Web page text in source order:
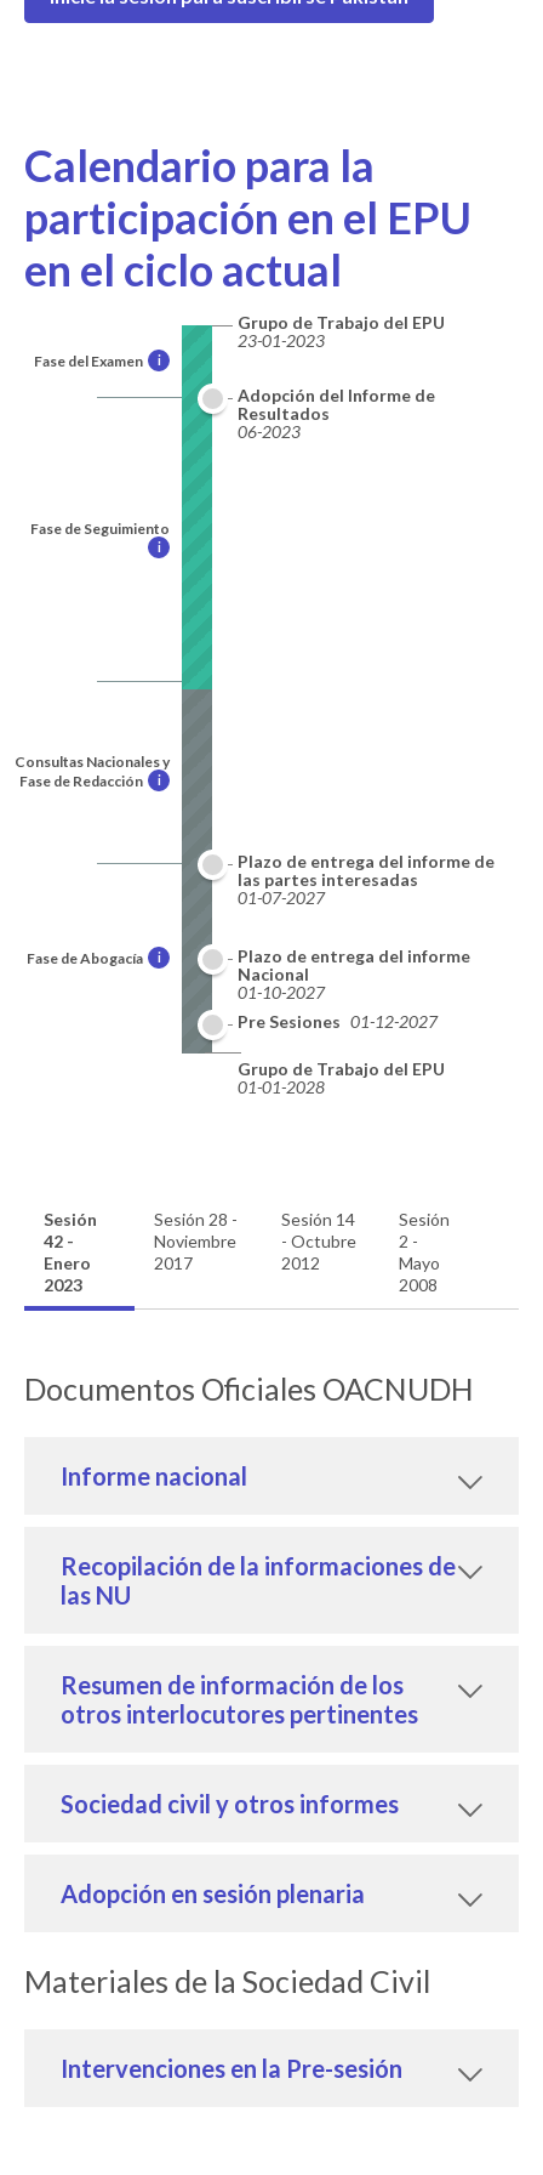
Calendario para la
participación en el EPU
en el ciclo actual
Fase del Examen i
Fase de Seguimiento
i
Consultas Nacionales y
Fase de Redacción
i
Fase de Abogacía i
Grupo de Trabajo del EPU
23-01-2023
Adopción del Informe de
Resultados
06-2023
Plazo de entrega del informe de
las partes interesadas
01-07-2027
Plazo de entrega del informe
Nacional
01-10-2027
Pre Sesiones 01-12-2027
Grupo de Trabajo del EPU
01-01-2028
Sesión
42 -
Enero
2023
Sesión 28 -
Noviembre
2017
Sesión 14
- Octubre
2012
Sesión
2 -
Mayo
2008
Documentos Oficiales OACNUDH
Informe nacional
Recopilación de la informaciones de
las NU
Resumen de información de los
otros interlocutores pertinentes
Sociedad civil y otros informes
Adopción en sesión plenaria
Materiales de la Sociedad Civil
Intervenciones en la Pre-sesión